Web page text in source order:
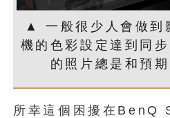
▲ 一般很少人會做到
機的色彩設定達到同
的照片總是和預
所幸這個困擾在BenQ